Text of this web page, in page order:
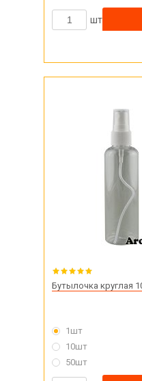
шт
Бутылочка круглая
1шт
10шт
50шт